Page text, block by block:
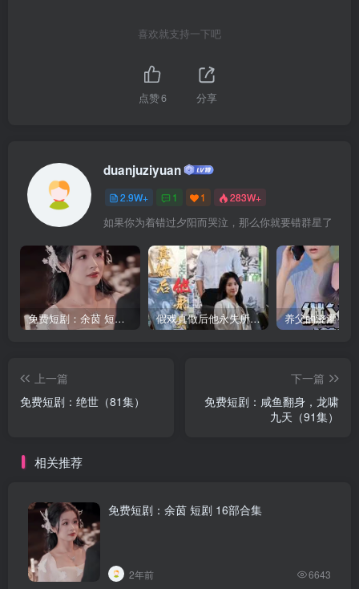
喜欢就支持一下吧
点赞6 分享
duanjuziyuan
2.9W+ 1 1 283W+
如果你为着错过夕阳而哭泣，那么你就要错群星了
免费短剧：余茵 短剧 16部合集 假戏真做后他永失所爱（60集）程澄＆杨珞仟
上一篇
免费短剧：绝世（81集）
下一篇
免费短剧：咸鱼翻身，龙啸
九天（91集）
相关推荐
免费短剧：余茵 短剧 16部合集
2年前 6643